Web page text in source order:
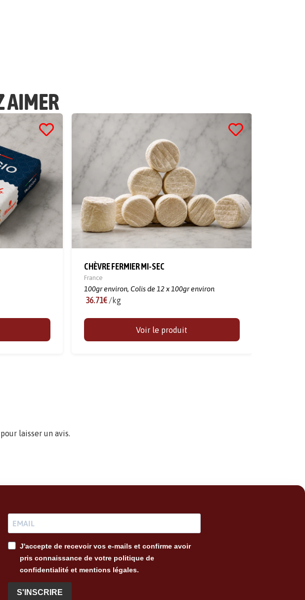
AIMER
CHÈVRE FERMIER MI-SEC
France
100gr environ, Colis de 12 x 100gr environ
36.71€ /kg
Voir le produit
laisser un avis.
J'accepte de recevoir vos e-mails et confirme avoir
pris connaissance de votre politique de
confidentialité et mentions légales.
S'INSCRIRE